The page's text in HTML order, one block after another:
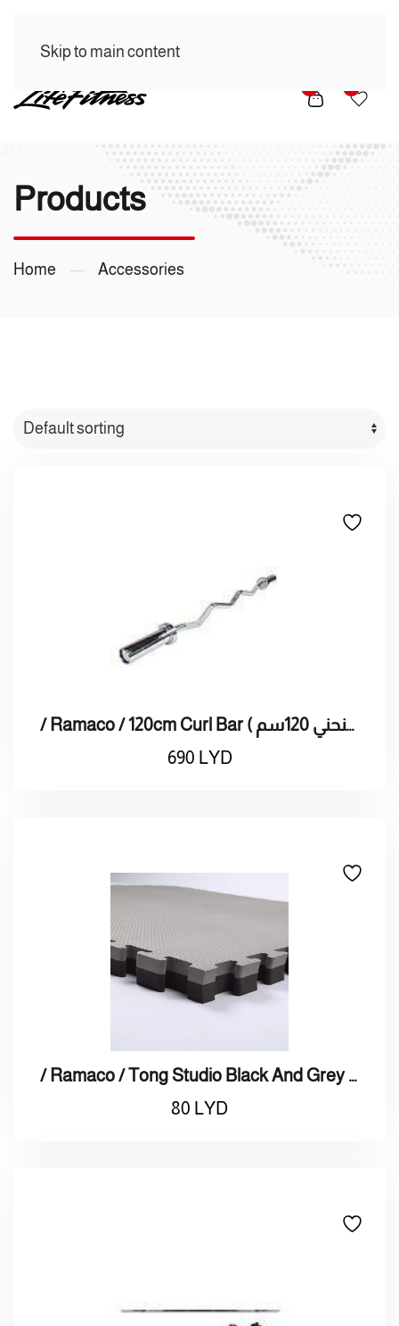
Skip to main content
Products
Home Accessories
/ Ramaco / 120cm Curl Bar ( بار راماكو منحني 120سم)
690 LYD
/ Ramaco / Tong Studio Black And Grey Mat 2.5cm فرش تمارين سويدي اسود/رصاصي 2.5 سم
80 LYD